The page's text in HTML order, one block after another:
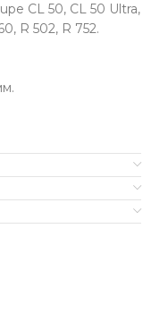
CL 50, CL 50 Ultra,
R 502, R 752.